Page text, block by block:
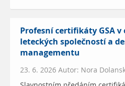
Profesní certifikáty GSA
leteckých společností a
managementu
23. 6. 2026 Autor: Nora